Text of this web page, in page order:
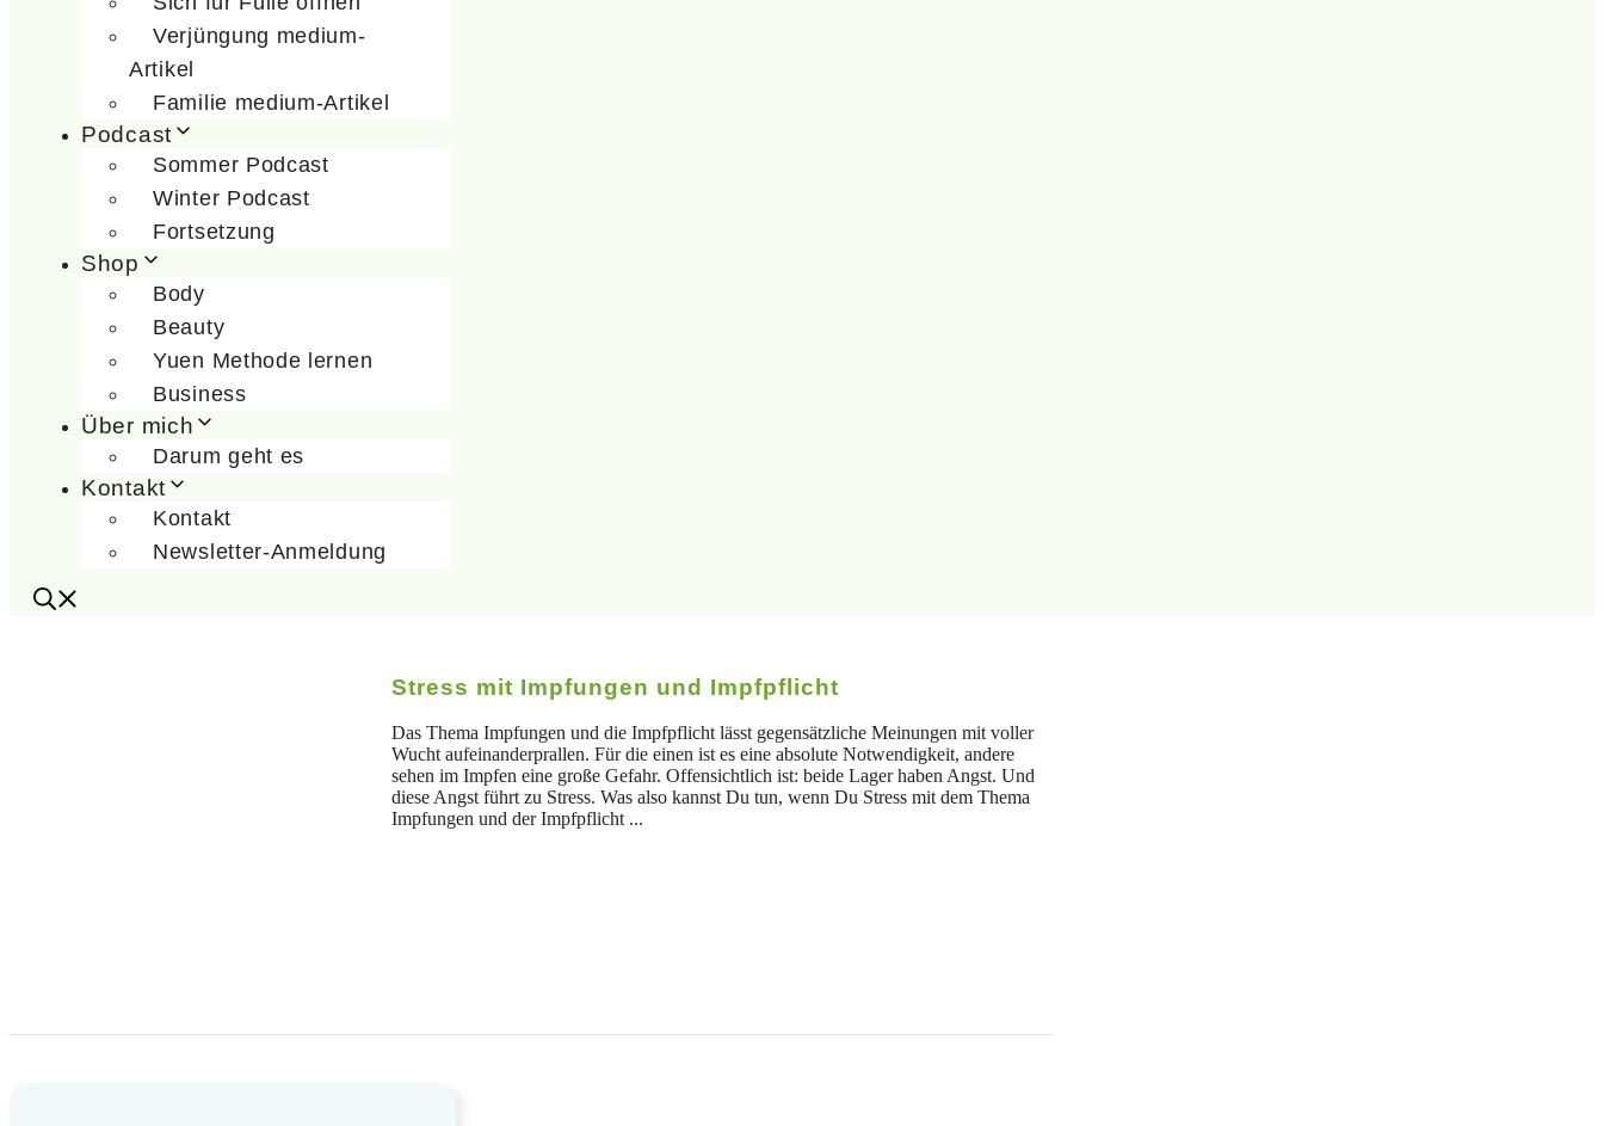
Verjüngung medium-
Artikel
Familie medium-Artikel
Podcast
Sommer Podcast
Winter Podcast
Fortsetzung
Shop
Body
Beauty
Yuen Methode lernen
Business
Über mich
Darum geht es
Kontakt
Kontakt
Newsletter-Anmeldung
Stress mit Impfungen und Impfpflicht
Das Thema Impfungen und die Impfpflicht lässt gegensätzliche Meinungen mit voller
Wucht aufeinanderprallen. Für die einen ist es eine absolute Notwendigkeit, andere
sehen im Impfen eine große Gefahr. Offensichtlich ist: beide Lager haben Angst. Und
diese Angst führt zu Stress. Was also kannst Du tun, wenn Du Stress mit dem Thema
Impfungen und der Impfpflicht ...